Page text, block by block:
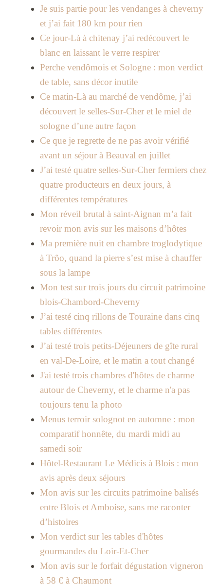
Je suis partie pour les vendanges à cheverny
et j’ai fait 180 km pour rien
Ce jour-Là à chitenay j’ai redécouvert le
blanc en laissant le verre respirer
Perche vendômois et Sologne : mon verdict
de table, sans décor inutile
Ce matin-Là au marché de vendôme, j’ai
découvert le selles-Sur-Cher et le miel de
sologne d’une autre façon
Ce que je regrette de ne pas avoir vérifié
avant un séjour à Beauval en juillet
J’ai testé quatre selles-Sur-Cher fermiers chez
quatre producteurs en deux jours, à
différentes températures
Mon réveil brutal à saint-Aignan m’a fait
revoir mon avis sur les maisons d’hôtes
Ma première nuit en chambre troglodytique
à Trôo, quand la pierre s’est mise à chauffer
sous la lampe
Mon test sur trois jours du circuit patrimoine
blois-Chambord-Cheverny
J’ai testé cinq rillons de Touraine dans cinq
tables différentes
J’ai testé trois petits-Déjeuners de gîte rural
en val-De-Loire, et le matin a tout changé
J'ai testé trois chambres d'hôtes de charme
autour de Cheverny, et le charme n'a pas
toujours tenu la photo
Menus terroir solognot en automne : mon
comparatif honnête, du mardi midi au
samedi soir
Hôtel-Restaurant Le Médicis à Blois : mon
avis après deux séjours
Mon avis sur les circuits patrimoine balisés
entre Blois et Amboise, sans me raconter
d’histoires
Mon verdict sur les tables d'hôtes
gourmandes du Loir-Et-Cher
Mon avis sur le forfait dégustation vigneron
à 58 € à Chaumont